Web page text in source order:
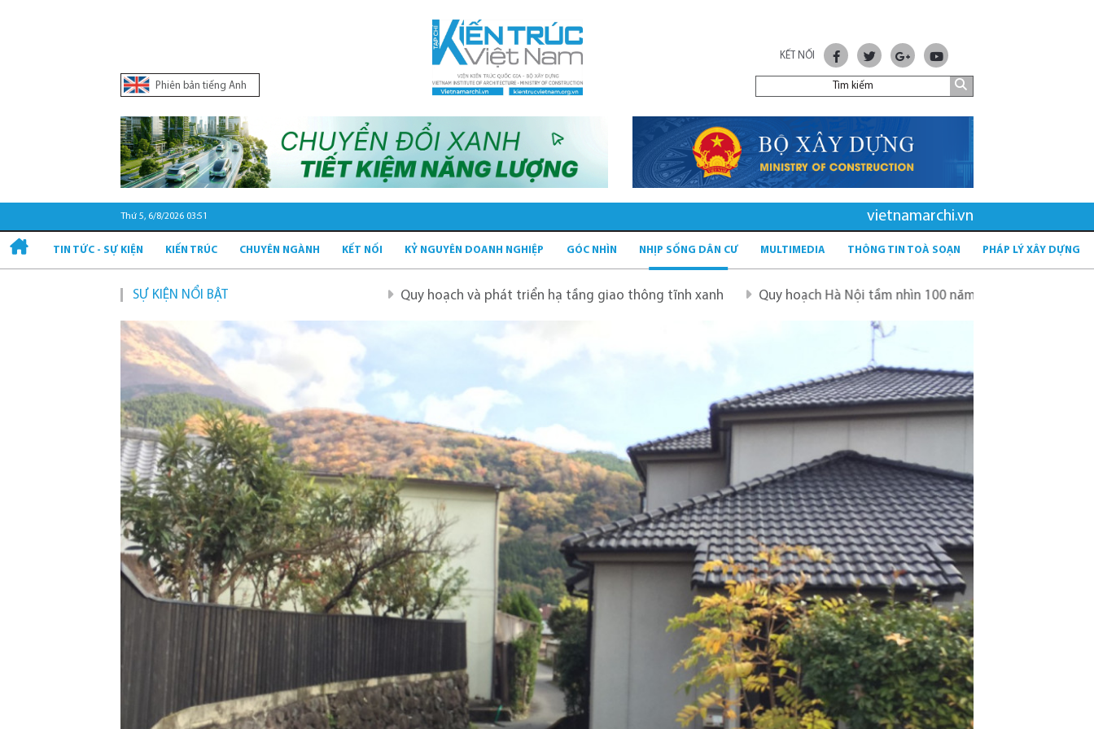
Phiên bản tiếng Anh
KẾT NỐI
Thứ 5, 6/8/2026 03:51 vietnamarchi.vn
TIN TỨC - SỰ KIỆN KIẾN TRÚC CHUYÊN NGÀNH KẾT NỐI KỶ NGUYÊN DOANH NGHIỆP GÓC NHÌN NHỊP SỐNG DÂN CƯ MULTIMEDIA THÔNG TIN TOÀ SOẠN PHÁP LÝ XÂY DỰNG
SỰ KIỆN NỔI BẬT Quy hoạch và phát triển hạ tầng giao thông tĩnh xanh Quy hoạch Hà Nội tầm nhìn 100 năm Quy hoạch mới sau sáp